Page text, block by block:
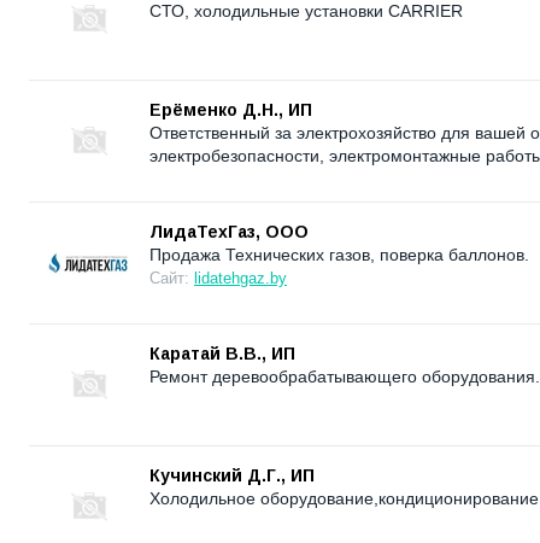
СТО, холодильные установки CARRIER
Ерёменко Д.Н., ИП
Ответственный за электрохозяйство для вашей
электробезопасности, электромонтажные
ЛидаТехГаз, ООО
Продажа Технических газов, поверка баллонов.
Сайт: lidatehgaz.by
Каратай В.В., ИП
Ремонт деревообрабатывающего оборудования.
Кучинский Д.Г., ИП
Холодильное оборудование,кондиционирование